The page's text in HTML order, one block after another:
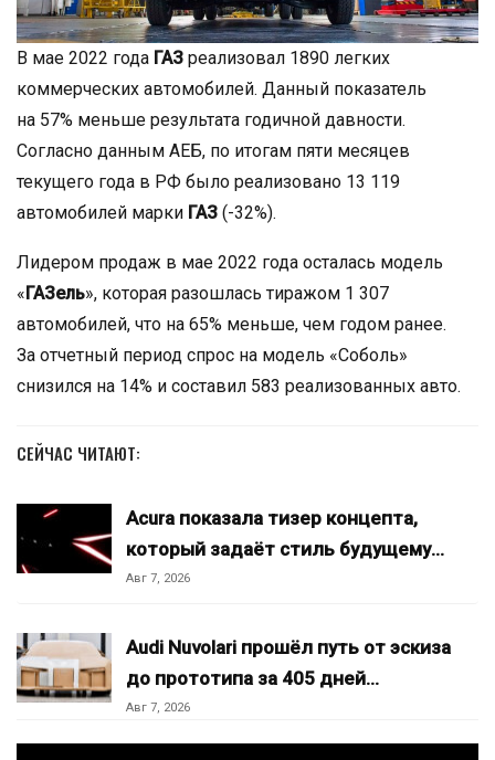
В мае 2022 года ГАЗ реализовал 1890 легких
коммерческих автомобилей. Данный показатель
на 57% меньше результата годичной давности.
Согласно данным АЕБ, по итогам пяти месяцев
текущего года в РФ было реализовано 13 119
автомобилей марки ГАЗ (-32%).
Лидером продаж в мае 2022 года осталась модель
«ГАЗель», которая разошлась тиражом 1 307
автомобилей, что на 65% меньше, чем годом ранее.
За отчетный период спрос на модель «Соболь»
снизился на 14% и составил 583 реализованных авто.
СЕЙЧАС ЧИТАЮТ:
Acura показала тизер концепта,
который задаёт стиль будущему…
Авг 7, 2026
Audi Nuvolari прошёл путь от эскиза
до прототипа за 405 дней…
Авг 7, 2026